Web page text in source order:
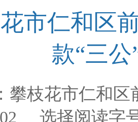
市仁和区
款“三
攀枝花市仁和区
02 选择阅读字